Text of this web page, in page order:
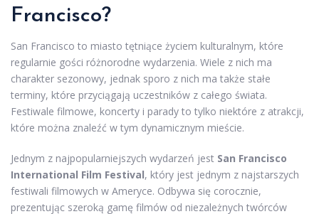
Francisco?
San Francisco to miasto tętniące życiem kulturalnym, które
regularnie gości różnorodne wydarzenia. Wiele z nich ma
charakter sezonowy, jednak sporo z nich ma także stałe
terminy, które przyciągają uczestników z całego świata.
Festiwale filmowe, koncerty i parady to tylko niektóre z atrakcji,
które można znaleźć w tym dynamicznym mieście.
Jednym z najpopularniejszych wydarzeń jest San Francisco
International Film Festival, który jest jednym z najstarszych
festiwali filmowych w Ameryce. Odbywa się corocznie,
prezentując szeroką gamę filmów od niezależnych twórców